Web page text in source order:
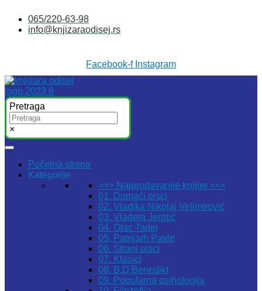
sadržaj
065/220-63-98
info@knjizaraodisej.rs
Facebook-f Instagram
Pretraga
×
Početna strana
Kategorije
>>> Najprodavanije knjige <<<
01. Domaći pisci
02. Vladika Nikolaj Velimirović
03. Vladeta Jerotić
04. Otac Tadej
05. Patrijarh Pavle
06. Strani pisci
07. Klasici
08. B.D.Benedikt
09. Popularna psihologija